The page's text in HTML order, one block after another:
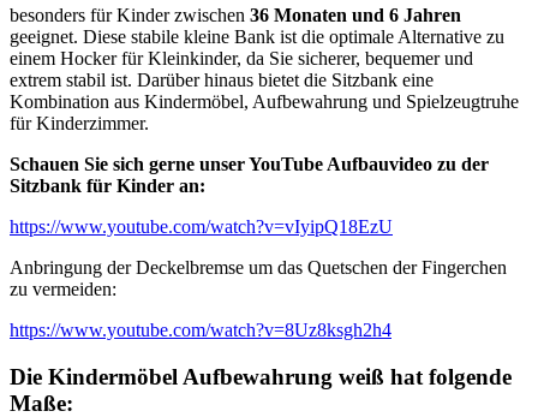
besonders für Kinder zwischen 36 Monaten und 6 Jahren
geeignet. Diese stabile kleine Bank ist die optimale Alternative zu
einem Hocker für Kleinkinder, da Sie sicherer, bequemer und
extrem stabil ist. Darüber hinaus bietet die Sitzbank eine
Kombination aus Kindermöbel, Aufbewahrung und Spielzeugtruhe
für Kinderzimmer.
Schauen Sie sich gerne unser YouTube Aufbauvideo zu der
Sitzbank für Kinder an:
https://www.youtube.com/watch?v=vIyipQ18EzU
Anbringung der Deckelbremse um das Quetschen der Fingerchen
zu vermeiden:
https://www.youtube.com/watch?v=8Uz8ksgh2h4
Die Kindermöbel Aufbewahrung weiß hat folgende
Maße: